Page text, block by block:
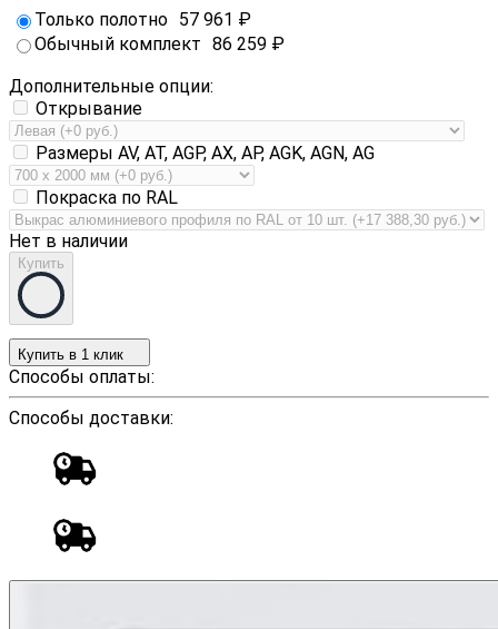
Только полотно 57 961 ₽
Обычный комплект 86 259 ₽
Дополнительные опции:
Открывание
Размеры AV, AT, AGP, AX, AP, AGK, AGN, AG
Покраска по RAL
Нет в наличии
Купить
Купить в 1 клик
Способы оплаты:
Способы доставки: